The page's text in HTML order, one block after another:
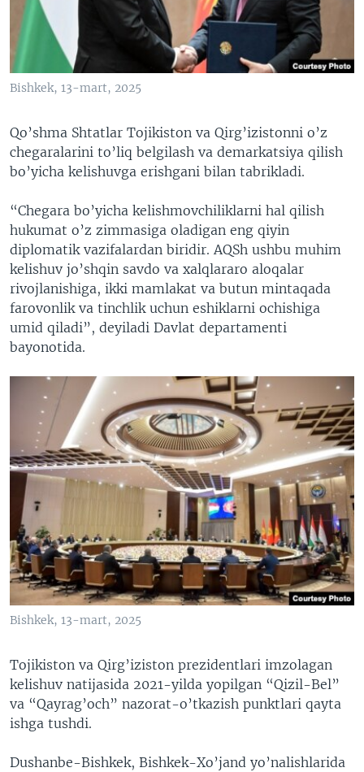
VIDEO
XABARLAR SURATLARDA
ODNOKLASSNIKI
TELEGRAM
TWITTER
Bishkek, 13-mart, 2025
Qo’shma Shtatlar Tojikiston va Qirg’izistonni o’z
chegaralarini to’liq belgilash va demarkatsiya qilish
bo’yicha kelishuvga erishgani bilan tabrikladi.
“Chegara bo’yicha kelishmovchiliklarni hal qilish
hukumat o’z zimmasiga oladigan eng qiyin
diplomatik vazifalardan biridir. AQSh ushbu muhim
kelishuv jo’shqin savdo va xalqlararo aloqalar
rivojlanishiga, ikki mamlakat va butun mintaqada
farovonlik va tinchlik uchun eshiklarni ochishiga
umid qiladi”, deyiladi Davlat departamenti
bayonotida.
Bishkek, 13-mart, 2025
Tojikiston va Qirg’iziston prezidentlari imzolagan
kelishuv natijasida 2021-yilda yopilgan “Qizil-Bel”
va “Qayrag’och” nazorat-o’tkazish punktlari qayta
ishga tushdi.
Dushanbe-Bishkek, Bishkek-Xo’jand yo’nalishlarida